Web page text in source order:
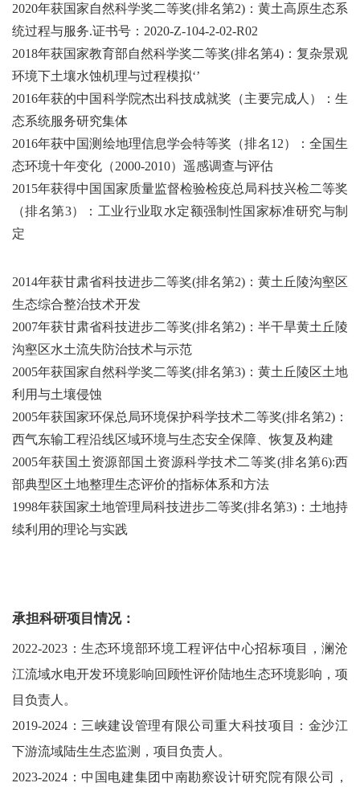
2020年获国家自然科学奖二等奖(排名第2)：黄土高原生态系
统过程与服务.证书号：2020-Z-104-2-02-R02
2018年获国家教育部自然科学奖二等奖(排名第4)：复杂景观
环境下土壤水蚀机理与过程模拟‘’
2016年获的中国科学院杰出科技成就奖（主要完成人）：生
态系统服务研究集体
2016年获中国测绘地理信息学会特等奖（排名12）：全国生
态环境十年变化（2000-2010）遥感调查与评估
2015年获得中国国家质量监督检验检疫总局科技兴检二等奖
（排名第3）：工业行业取水定额强制性国家标准研究与制
定
2014年获甘肃省科技进步二等奖(排名第2)：黄土丘陵沟壑区
生态综合整治技术开发
2007年获甘肃省科技进步二等奖(排名第2)：半干旱黄土丘陵
沟壑区水土流失防治技术与示范
2005年获国家自然科学奖二等奖(排名第3)：黄土丘陵区土地
利用与土壤侵蚀
2005年获国家环保总局环境保护科学技术二等奖(排名第2)：
西气东输工程沿线区域环境与生态安全保障、恢复及构建
2005年获国土资源部国土资源科学技术二等奖(排名第6):西
部典型区土地整理生态评价的指标体系和方法
1998年获国家土地管理局科技进步二等奖(排名第3)：土地持
续利用的理论与实践
承担科研项目情况：
2022-2023 ：生态环境部环境工程评估中心招标项目，澜沧
江流域水电开发环境影响回顾性评价陆地生态环境影响，项
目负责人。
2019-2024 ：三峡建设管理有限公司重大科技项目：金沙江
下游流域陆生生态监测，项目负责人。
2023-2024 ：中国电建集团中南勘察设计研究院有限公司，